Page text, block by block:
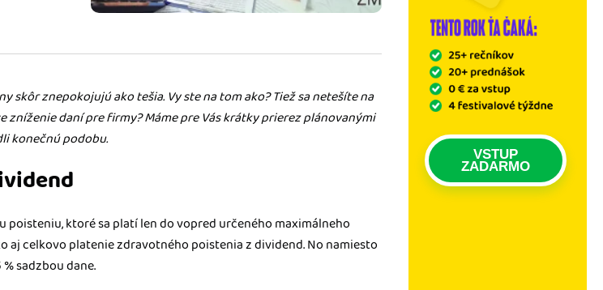
VSTUP
ZADARMO
skôr znepokojujú ako tešia. Vy ste na tom ako? Tiež sa netešíte na
daní pre firmy? Máme pre Vás krátky prierez plánovanými
konečnú podobu.
poisteniu, ktoré sa platí len do vopred určeného maximálneho
aj celkovo platenie zdravotného poistenia z dividend. No namiesto
sadzbou dane.